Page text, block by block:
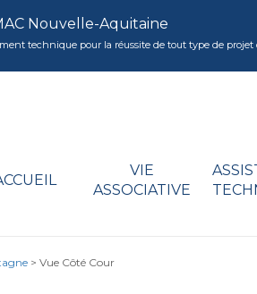
Nouvelle-Aquitaine
technique pour la réussite de tout type de
VIE
ASSOCIATIVE
> Vue Côté Cour